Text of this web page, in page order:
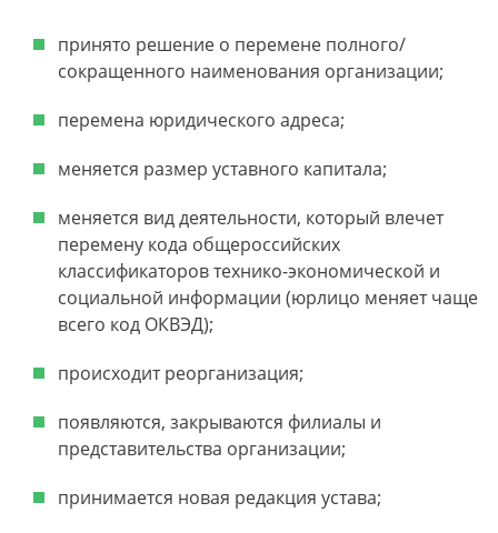
принято решение о перемене полного/
сокращенного наименования организации;
перемена юридического адреса;
меняется размер уставного капитала;
меняется вид деятельности, который влечет
перемену кода общероссийских
классификаторов технико-экономической и
социальной информации (юрлицо меняет чаще
всего код ОКВЭД);
происходит реорганизация;
появляются, закрываются филиалы и
представительства организации;
принимается новая редакция устава;